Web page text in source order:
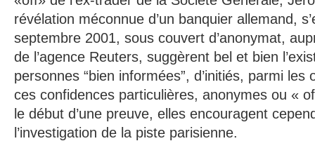
révélation méconnue d’un banquier allemand,
septembre 2001, sous couvert d’anonymat,
de l’agence Reuters, suggèrent bel et bien
personnes “bien informées”, d’initiés, parmi
ces confidences particulières, anonymes ou «
le début d’une preuve, elles encouragent
l’investigation de la piste parisienne.